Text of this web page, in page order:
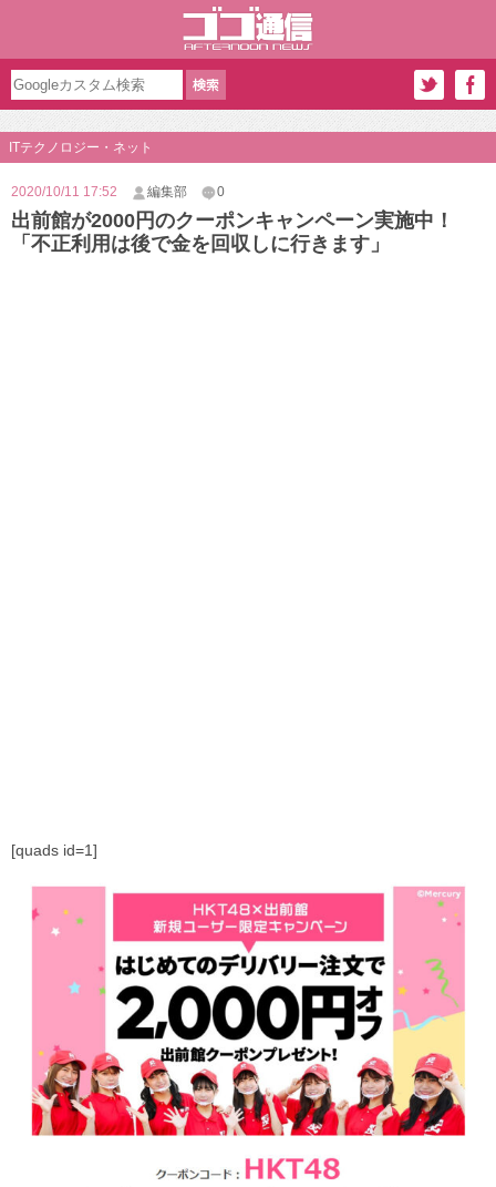
ITテクノロジー・ネット
2020/10/11 17:52 編集部 0
出前館が2000円のクーポンキャンペーン実施中！
「不正利用は後で金を回収しに行きます」
[quads id=1]